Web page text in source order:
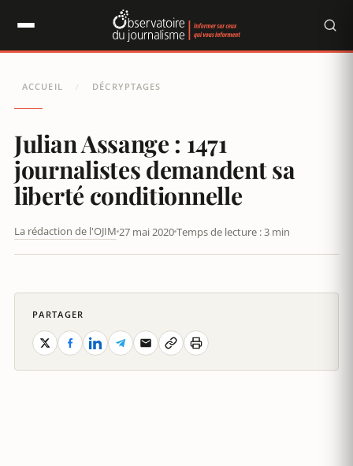
ACCUEIL / DÉCRYPTAGES
Julian Assange : 1471
journalistes demandent sa
liberté conditionnelle
La rédaction de l'OJIM 27 mai 2020Temps de lecture : 3 min
PARTAGER
Panneau de gestion des cookies